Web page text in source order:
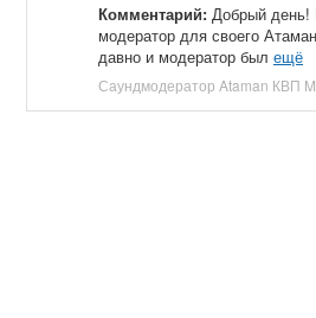
Комментарий: Добрый день!
модератор для своего
давно и модератор был ещё